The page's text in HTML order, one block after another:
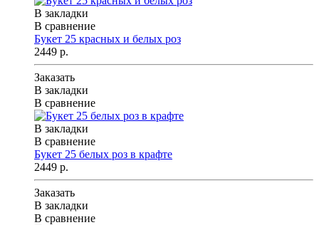
В закладки
В сравнение
Букет 25 красных и белых роз
2449 р.
Заказать
В закладки
В сравнение
В закладки
В сравнение
Букет 25 белых роз в крафте
2449 р.
Заказать
В закладки
В сравнение